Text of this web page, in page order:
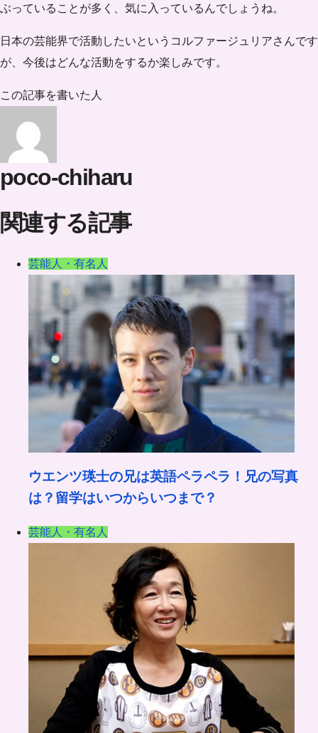
ぶっていることが多く、気に入っているんでしょうね。
日本の芸能界で活動したいというコルファージュリアさんです
が、今後はどんな活動をするか楽しみです。
この記事を書いた人
poco-chiharu
関連する記事
芸能人・有名人
ウエンツ瑛士の兄は英語ペラペラ！兄の写真
は？留学はいつからいつまで？
芸能人・有名人